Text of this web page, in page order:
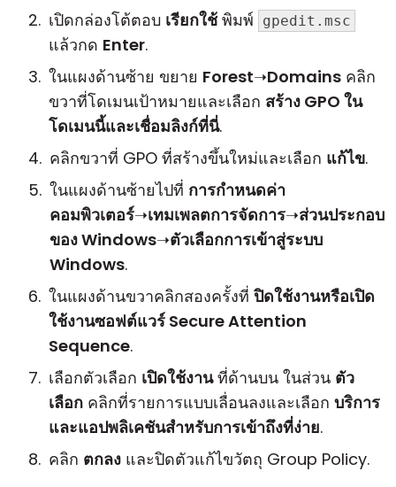
เปิดกล่องโต้ตอบ เรียกใช้พิมพ์ gpedit.msc
แล้วกด Enter.
ในแผงด้านซ้าย ขยาย Forest➝Domains คลิก
ขวาที่โดเมนเป้าหมายและเลือก สร้าง GPO ใน
โดเมนนี้และเชื่อมลิงก์ที่นี่.
คลิกขวาที่ GPO ที่สร้างขึ้นใหม่และเลือก แก้ไข.
ในแผงด้านซ้ายไปที่ การกำหนดค่า
คอมพิวเตอร์➝เทมเพลตการจัดการ➝ส่วนประกอบ
ของ Windows➝ตัวเลือกการเข้าสู่ระบบ
Windows.
ในแผงด้านขวาคลิกสองครั้งที่ ปิดใช้งานหรือเปิด
ใช้งานซอฟต์แวร์ Secure Attention
Sequence.
เลือกตัวเลือก เปิดใช้งานที่ด้านบน ในส่วน ตัว
เลือก คลิกที่รายการแบบเลื่อนลงและเลือก บริการ
และแอปพลิเคชันสำหรับการเข้าถึงที่ง่าย.
คลิก ตกลง และปิดตัวแก้ไขวัตถุ Group Policy.